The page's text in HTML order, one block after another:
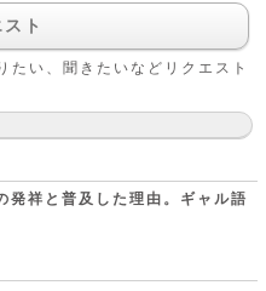
ト
い、聞きたいなどリクエスト
祥と普及した理由。ギャル語